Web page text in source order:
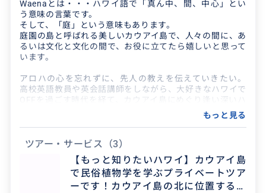
Waenaとは・・・ハワイ語で「真ん中、間、中心」とい
う意味の言葉です。
そして、「庭」という意味もあります。
庭園の島と呼ばれる美しいカウアイ島で、人々の間に、あ
るいは文化と文化の間で、お役に立てたら嬉しいと思って
います。
アロハの心を忘れずに、先人の教えを伝えていきたい。
高校英語教員や英会話講師をしながら、大好きなハワイで
OFFを過ごす時代を経て、カウアイ島にめぐり逢い深いハ
ワイ文化を知るきっかけとなる。2012年カウアイ島に移
住後、島の魅力と古代の叡智を伝えることが自身の使命と
2018年ハワイ認定ツアーガイド取得
横浜生まれ、鎌倉育ち
カウアイ島に何度か訪れた後、
「ここが自分にとって一番居心地良い場所」と感じて、
もっと見る
ツアー・サービス
（3）
【もっと知りたいハワイ】カウアイ島
で民俗植物学を学ぶプライベートツア
ーです！カウアイ島の北に位置するリ